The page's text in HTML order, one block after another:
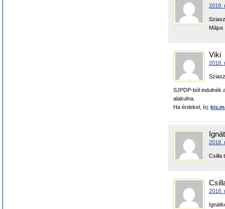
2018.
Viki
2018.
SJPDP-ból indulnék
alakulna.
Ha érdekel, írj:
2018.
Csilla
2018.